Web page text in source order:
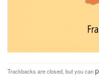
Trackbacks are closed, but you can